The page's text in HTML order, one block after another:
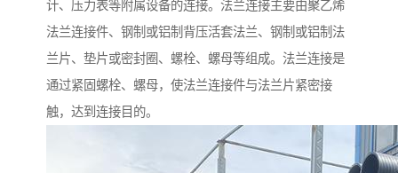
计、压力表等附属设备的连接。法兰连接主要由聚乙烯
法兰连接件、钢制或铝制背压活套法兰、钢制或铝制法
兰片、垫片或密封圈、螺栓、螺母等组成。法兰连接是
通过紧固螺栓、螺母，使法兰连接件与法兰片紧密接
触，达到连接目的。